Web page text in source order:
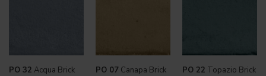
PO 32 Acqua Brick PO 07Canapa Brick PO 22 Topazio Brick